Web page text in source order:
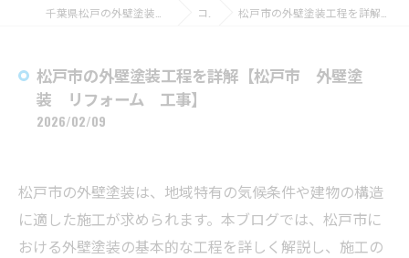
コラム 松戸市の外壁塗装工程を詳解【松戸市 外壁塗装 リフォーム 工事】
松戸市の外壁塗装工程を詳解【松戸市 外壁塗
装 リフォーム 工事】
2026/02/09
松戸市の外壁塗装は、地域特有の気候条件や建物の構造
に適した施工が求められます。本ブログでは、松戸市に
おける外壁塗装の基本的な工程を詳しく解説し、施工の